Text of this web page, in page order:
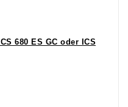
680 ES GC oder ICS